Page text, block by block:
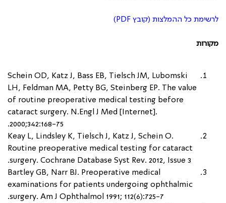
לרשימת כל ההמלצות (קובץ PDF)
מקורות
Schein OD, Katz J, Bass EB, Tielsch JM, Lubomski
LH, Feldman MA, Petty BG, Steinberg EP. The value
of routine preoperative medical testing before
cataract surgery. N.Engl J Med [Internet].
2000;342:168-75.
Keay L, Lindsley K, Tielsch J, Katz J, Schein O.
Routine preoperative medical testing for cataract
surgery. Cochrane Database Syst Rev. 2012, Issue 3.
Bartley GB, Narr BJ. Preoperative medical
examinations for patients undergoing ophthalmic
surgery. Am J Ophthalmol 1991; 112(6):725-7.